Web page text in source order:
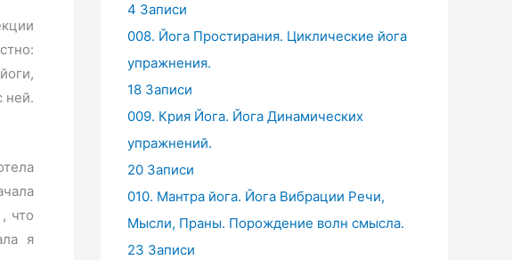
ней.
что
я
4 Записи
008. Йога Простирания. Циклические йога
упражнения.
18 Записи
009. Крия Йога. Йога Динамических
упражнений.
20 Записи
010. Мантра йога. Йога Вибрации Речи,
Мысли, Праны. Порождение волн смысла.
23 Записи